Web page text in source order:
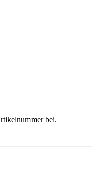
bei.